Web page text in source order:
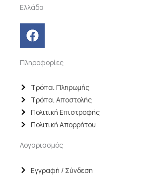
Ελλάδα
F
a
c
e
o
o
k
Πληροφορίες
Τρόποι Πληρωμής
Τρόποι Αποστολής
Πολιτική Επιστροφής
Πολιτική Απορρήτου
Λογαριασμός
Εγγραφή / Σύνδεση